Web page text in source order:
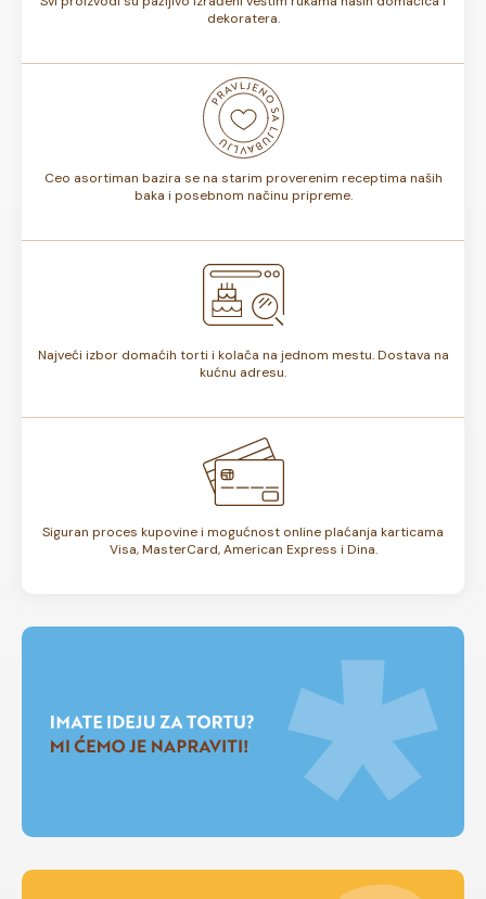
dekoratera.
Ceo asortiman bazira se na starim proverenim receptima naših
baka i posebnom načinu pripreme.
Najveći izbor domaćih torti i kolača na jednom mestu. Dostava na
kućnu adresu.
Siguran proces kupovine i mogućnost online plaćanja karticama
Visa, MasterCard, American Express i Dina.